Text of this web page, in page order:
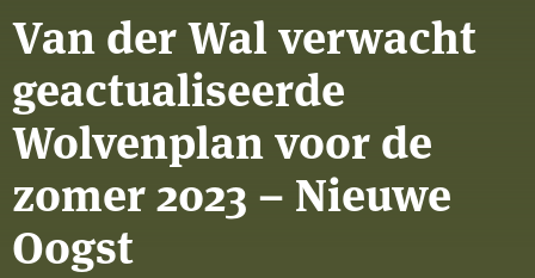
Van der Wal verwacht
geactualiseerde
Wolvenplan voor de
zomer 2023 – Nieuwe
Oogst